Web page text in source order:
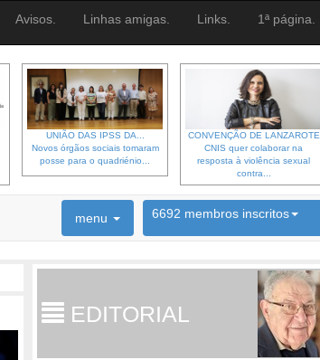
Avisos. Linhas amigas. Links. 1ª página.
UNIÃO DAS IPSS DA...
Novos órgãos sociais tomaram
posse para o quadriénio...
CONVENÇÃO DE LANZAROTE
CNIS quer colaborar na
resposta à violência sexual
contra...
menu 6692 membros inscritos
EDITORIAL